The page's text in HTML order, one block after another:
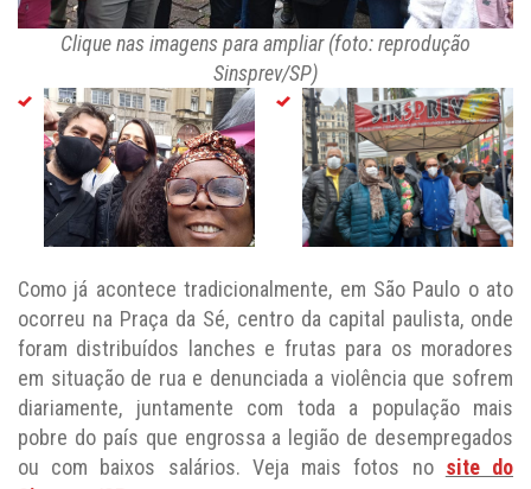
Clique nas imagens para ampliar (foto: reprodução
Sinsprev/SP)
Como já acontece tradicionalmente, em São Paulo o ato
ocorreu na Praça da Sé, centro da capital paulista, onde
foram distribuídos lanches e frutas para os moradores
em situação de rua e denunciada a violência que sofrem
diariamente, juntamente com toda a população mais
pobre do país que engrossa a legião de desempregados
ou com baixos salários. Veja mais fotos no site do